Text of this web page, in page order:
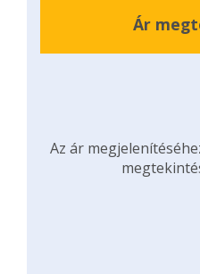
Ár
Az ár